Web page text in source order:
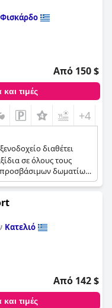
Φισκάρδο
Από 150 $
τιμές
+4
διαθέτει
σε όλους τους
δωματίων
Προσφέρει
και ανελκυστήρα.
Κατελιό
Από 142 $
τιμές